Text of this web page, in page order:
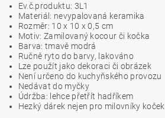
Ev.č.produktu: 3L1
Materiál: nevypalovaná keramika
Rozměr: 10 x 10 x 0,5 cm
Motiv: Zamilovaný kocour či kočka
Barva: tmavě modrá
Ručně ryto do barvy, lakováno
Lze použít jako dekoraci či obrázek
Není určeno do kuchyňského provozu
Nedávat do myčky
Údržba: lehce přetřít hadříkem
Hezký dárek nejen pro milovníky koček